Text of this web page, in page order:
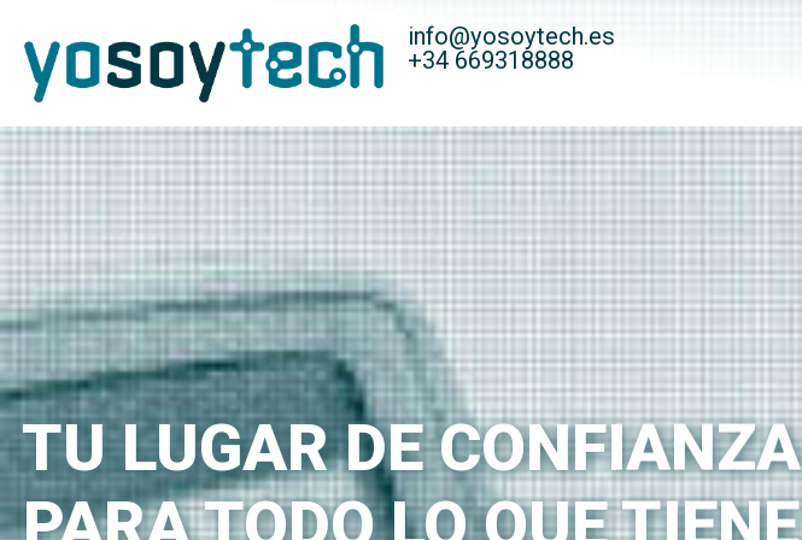
info@yosoytech.es
+34 669318888
TU LUGAR DE CONFIANZA
PARA TODO LO QUE TIENE